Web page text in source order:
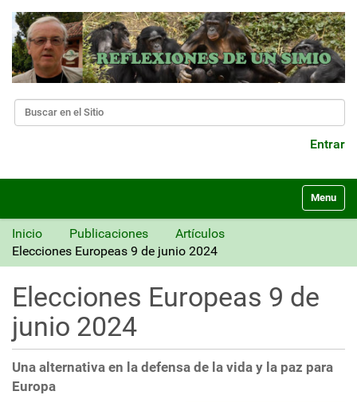
Buscar
Entrar
v
Toggle
Inicio Publicaciones
Artículos
Elecciones Europeas 9 de junio 2024
Elecciones Europeas 9 de
junio 2024
Una alternativa en la defensa de la vida y la paz para
Europa